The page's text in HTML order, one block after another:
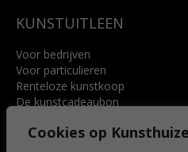
Cookies op
KUNSTUITLEEN
Voor bedrijven
Voor particulieren
Renteloze kunstkoop
De kunstcadeaubon
Voordelen